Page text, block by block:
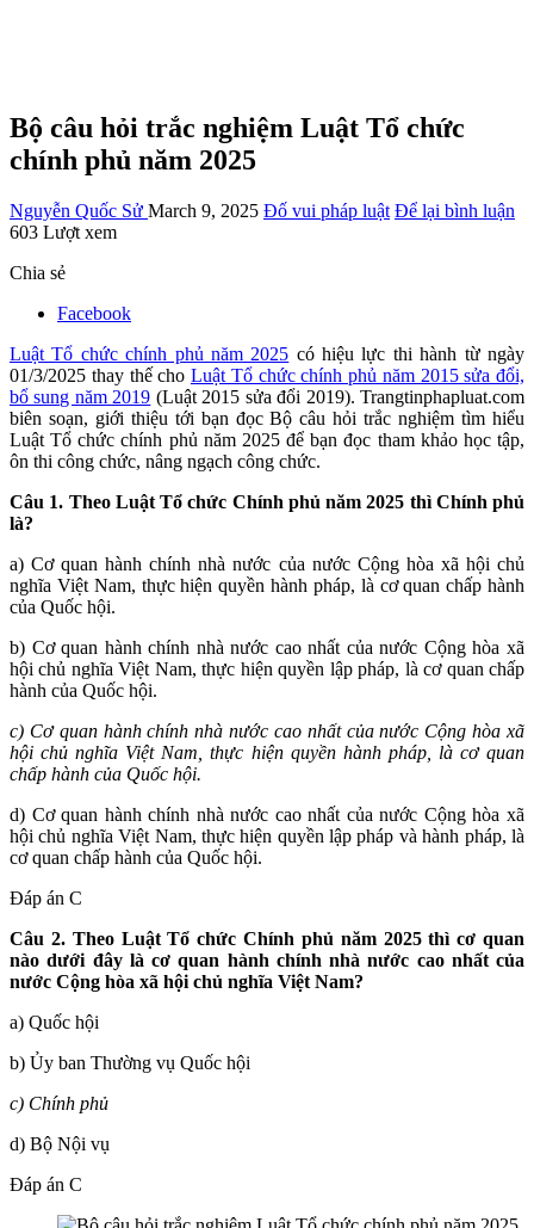
Bộ câu hỏi trắc nghiệm Luật Tổ chức
chính phủ năm 2025
Nguyễn Quốc Sử March 9, 2025 Đố vui pháp luật Để lại bình luận
603 Lượt xem
Chia sẻ
Facebook
Luật Tổ chức chính phủ năm 2025 có hiệu lực thi hành từ ngày
01/3/2025 thay thế cho Luật Tổ chức chính phủ năm 2015 sửa đổi,
bổ sung năm 2019 (Luật 2015 sửa đổi 2019). Trangtinphapluat.com
biên soạn, giới thiệu tới bạn đọc Bộ câu hỏi trắc nghiệm tìm hiểu
Luật Tổ chức chính phủ năm 2025 để bạn đọc tham khảo học tập,
ôn thi công chức, nâng ngạch công chức.
Câu 1. Theo Luật Tổ chức Chính phủ năm 2025 thì Chính phủ
là?
a) Cơ quan hành chính nhà nước của nước Cộng hòa xã hội chủ
nghĩa Việt Nam, thực hiện quyền hành pháp, là cơ quan chấp hành
của Quốc hội.
b) Cơ quan hành chính nhà nước cao nhất của nước Cộng hòa xã
hội chủ nghĩa Việt Nam, thực hiện quyền lập pháp, là cơ quan chấp
hành của Quốc hội.
c) Cơ quan hành chính nhà nước cao nhất của nước Cộng hòa xã
hội chủ nghĩa Việt Nam, thực hiện quyền hành pháp, là cơ quan
chấp hành của Quốc hội.
d) Cơ quan hành chính nhà nước cao nhất của nước Cộng hòa xã
hội chủ nghĩa Việt Nam, thực hiện quyền lập pháp và hành pháp, là
cơ quan chấp hành của Quốc hội.
Đáp án C
Câu 2. Theo Luật Tổ chức Chính phủ năm 2025 thì cơ quan
nào dưới đây là cơ quan hành chính nhà nước cao nhất của
nước Cộng hòa xã hội chủ nghĩa Việt Nam?
a) Quốc hội
b) Ủy ban Thường vụ Quốc hội
c) Chính phủ
d) Bộ Nội vụ
Đáp án C